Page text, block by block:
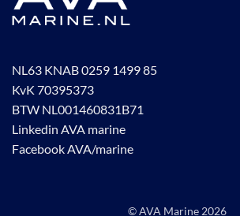
NL63 KNAB 0259 1499 85
KvK 70395373
BTW NL001460831B71
Linkedin AVA marine
Facebook AVA/marine
© AVA Marine 2026